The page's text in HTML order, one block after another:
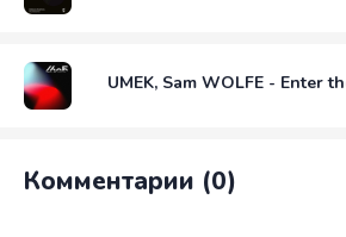
UMEK, Sam WOLFE - Enter
Комментарии (0)